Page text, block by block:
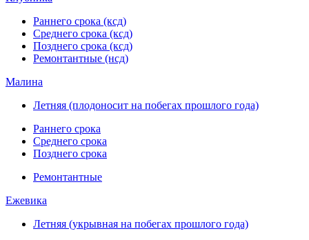
Раннего срока (ксд)
Среднего срока (ксд)
Позднего срока (ксд)
Ремонтантные (нсд)
Малина
Летняя (плодоносит на побегах прошлого года)
Раннего срока
Среднего срока
Позднего срока
Ремонтантные
Ежевика
Летняя (укрывная на побегах прошлого года)